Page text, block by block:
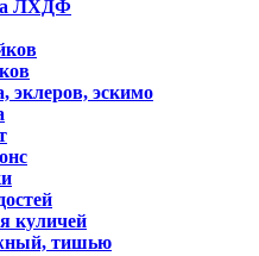
ЛХДФ
эклеров, эскимо
куличей
тишью